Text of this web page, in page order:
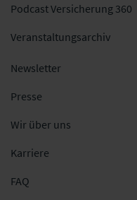
Podcast Versicherung 360
Veranstaltungsarchiv
Newsletter
Presse
Wir über uns
Karriere
FAQ